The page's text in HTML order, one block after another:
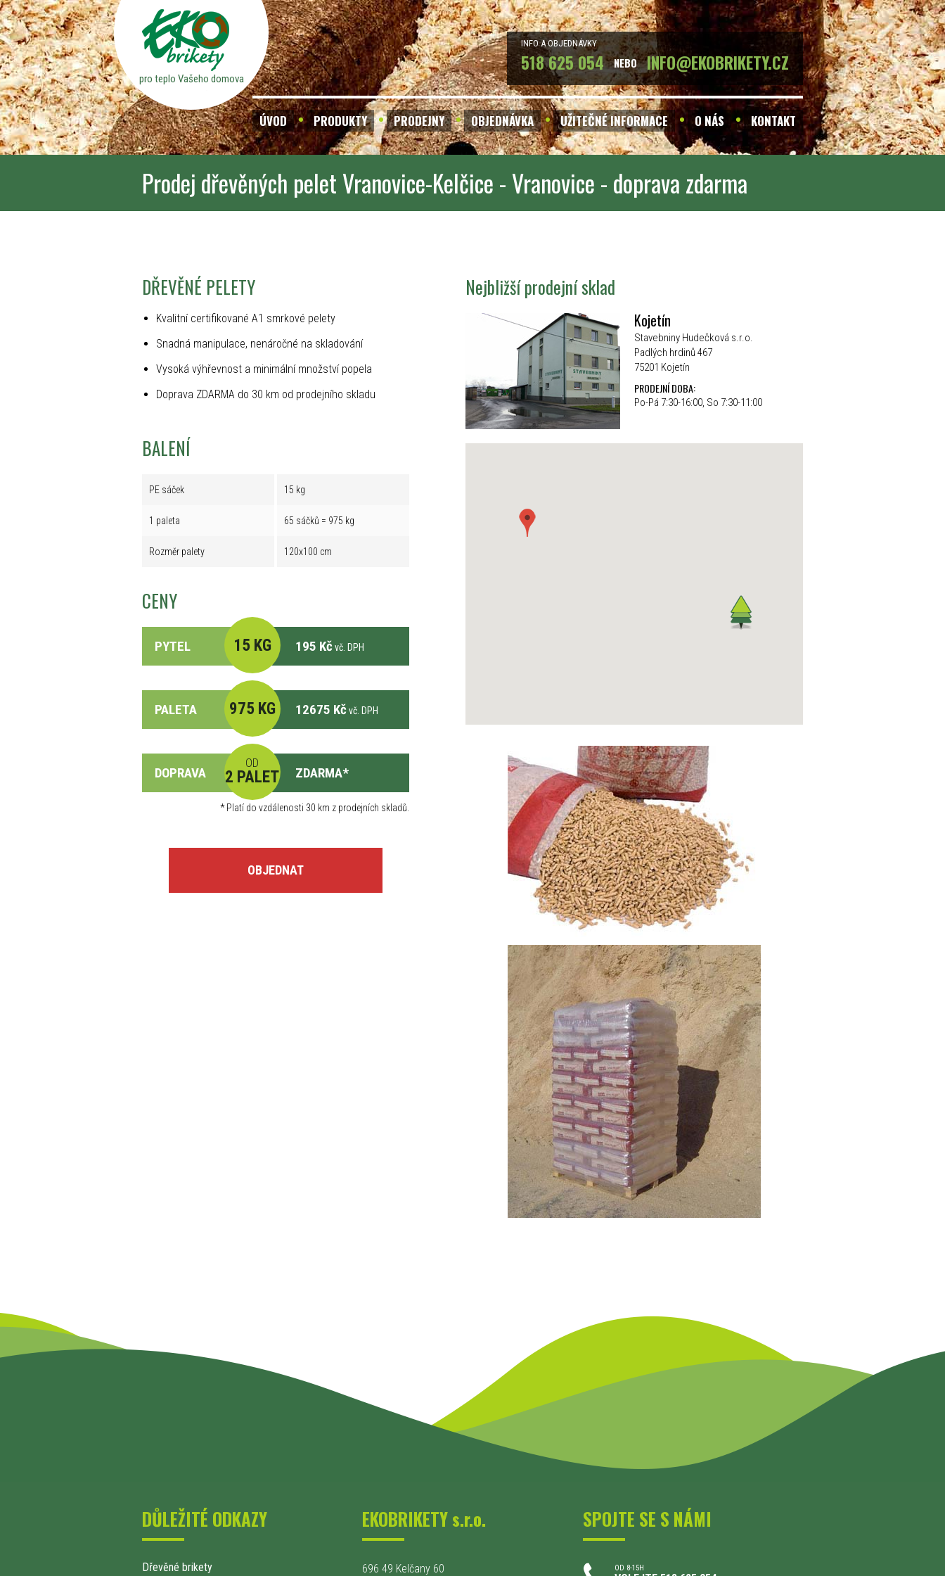
pro teplo Vašeho domova
INFO A OBJEDNÁVKY
518 625 054 NEBO INFO@EKOBRIKETY.CZ
ÚVOD PRODUKTY PRODEJNY OBJEDNÁVKA UŽITEČNÉ INFORMACE O NÁS KONTAKT
Prodej dřevěných pelet Vranovice-Kelčice - Vranovice - doprava zdarma
DŘEVĚNÉ PELETY
Kvalitní certifikované A1 smrkové pelety
Snadná manipulace, nenáročné na skladování
Vysoká výhřevnost a minimální množství popela
Doprava ZDARMA do 30 km od prodejního skladu
BALENÍ
PE sáček 15 kg
1 paleta 65 sáčků = 975 kg
Rozměr palety 120x100 cm
CENY
PYTEL 15 KG 195 Kč vč. DPH
PALETA 975 KG 12675 Kč vč. DPH
DOPRAVA
OD
2 PALET ZDARMA*
*Platí do vzdálenosti 30 km z prodejních skladů.
OBJEDNAT
Nejbližší prodejní sklad
Kojetín
Stavebniny Hudečková s.r.o.
Padlých hrdinů 467
75201 Kojetín
PRODEJNÍ DOBA:
Po-Pá 7:30-16:00, So 7:30-11:00
DŮLEŽITÉ ODKAZY
Dřevěné brikety
EKOBRIKETY s.r.o.
696 49 Kelčany 60
SPOJTE SE S NÁMI
OD 8-15H